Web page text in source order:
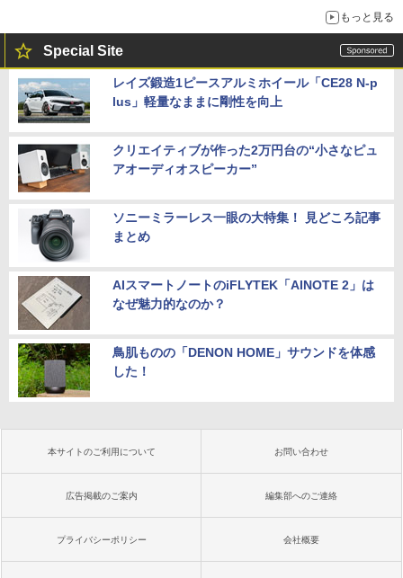
もっと見る
Special Site
レイズ鍛造1ピースアルミホイール「CE28 N-p
lus」軽量なままに剛性を向上
クリエイティブが作った2万円台の“小さなピュ
アオーディオスピーカー”
ソニーミラーレス一眼の大特集！ 見どころ記事
まとめ
AIスマートノートのiFLYTEK「AINOTE 2」は
なぜ魅力的なのか？
鳥肌ものの「DENON HOME」サウンドを体感
した！
本サイトのご利用について お問い合わせ
広告掲載のご案内 編集部へのご連絡
プライバシーポリシー 会社概要